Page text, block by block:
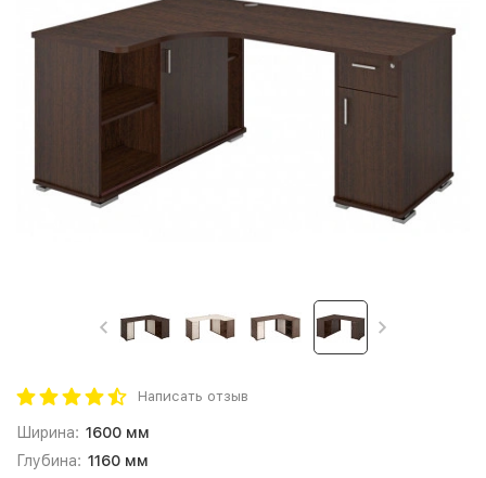
Написать отзыв
Ширина: 1600 мм
Глубина: 1160 мм